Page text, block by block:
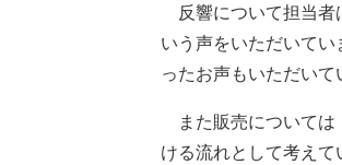
反響について担当者
いう声をいただいて
ったお声もいただいて
また販売については
ける流れとして考え